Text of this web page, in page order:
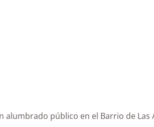
público en el Barrio de Las